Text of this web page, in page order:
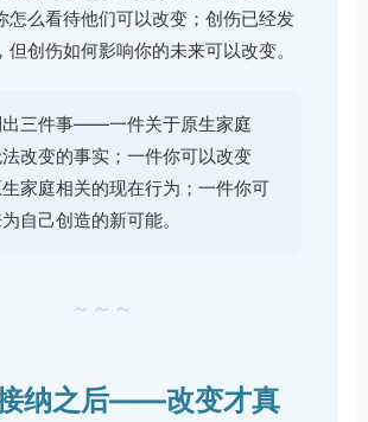
怎么看待他们可以改变；创伤已经发
但创伤如何影响你的未来可以改变。
三件事——一件关于原生家庭
改变的事实；一件你可以改变
家庭相关的现在行为；一件你可
自己创造的新可能。
～～～
纳之后——改变才真